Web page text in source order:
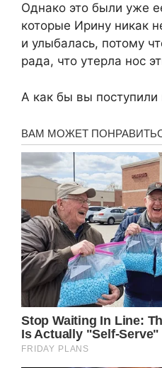
Однако это были уже
которые Ирину никак
и улыбалась, потому
рада, что утерла нос
А как бы вы